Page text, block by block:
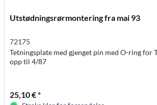
Utstødningsrørmontering fra mai 93
72175
Tetningsplate med gjenget pin med O-ring for
opp til 4/87
25,10 € *